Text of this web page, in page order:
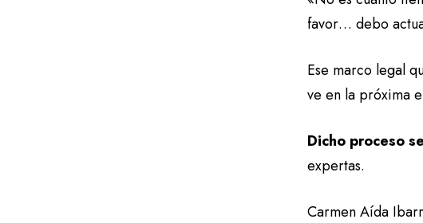
favor… debo
Ese marco legal
ve en la próxima
Dicho proceso
expertas.
Carmen Aída